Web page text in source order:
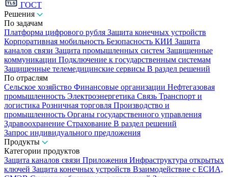
ГОСТ
Решения
По задачам
Платформа цифрового рубля Защита конечных устройств
Корпоративная мобильность Безопасность КИИ Защита
каналов связи Защита промышленных систем Защищенные
коммуникации Подключение к государственным системам
Защищенные телемедицинские сервисы В раздел решений
По отраслям
Сельское хозяйство Финансовые организации Нефтегазовая
промышленность Электроэнергетика Связь Транспорт и
логистика Розничная торговля Производство и
промышленность Органы государственного управления
Здравоохранение Страхование В раздел решений
Запрос индивидуального предложения
Продукты
Категории продуктов
Защита каналов связи Приложения Инфраструктура открытых
ключей Защита конечных устройств Взаимодействие с ЕСИА,